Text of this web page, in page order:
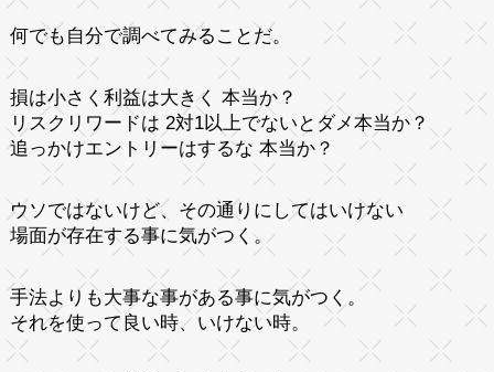
何でも自分で調べてみることだ。
損は小さく利益は大きく 本当か？
リスクリワードは 2対1以上でないとダメ本当か？
追っかけエントリーはするな 本当か？
ウソではないけど、その通りにしてはいけない
場面が存在する事に気がつく。
手法よりも大事な事がある事に気がつく。
それを使って良い時、いけない時。